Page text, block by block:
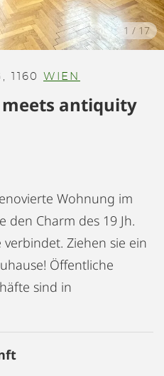
1 / 17
1160 WIEN
antiquity
Wohnung im
den Charm des 19 Jh.
Ziehen sie ein
Öffentliche
sind in